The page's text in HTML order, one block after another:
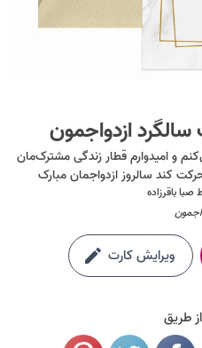
ازدواجمون
و امیدوارم قطار زندگی مشترک‌مان
کند سالروز ازدواجمان مبارک
صبا باقرزاده
ویرایش کارت
طریق